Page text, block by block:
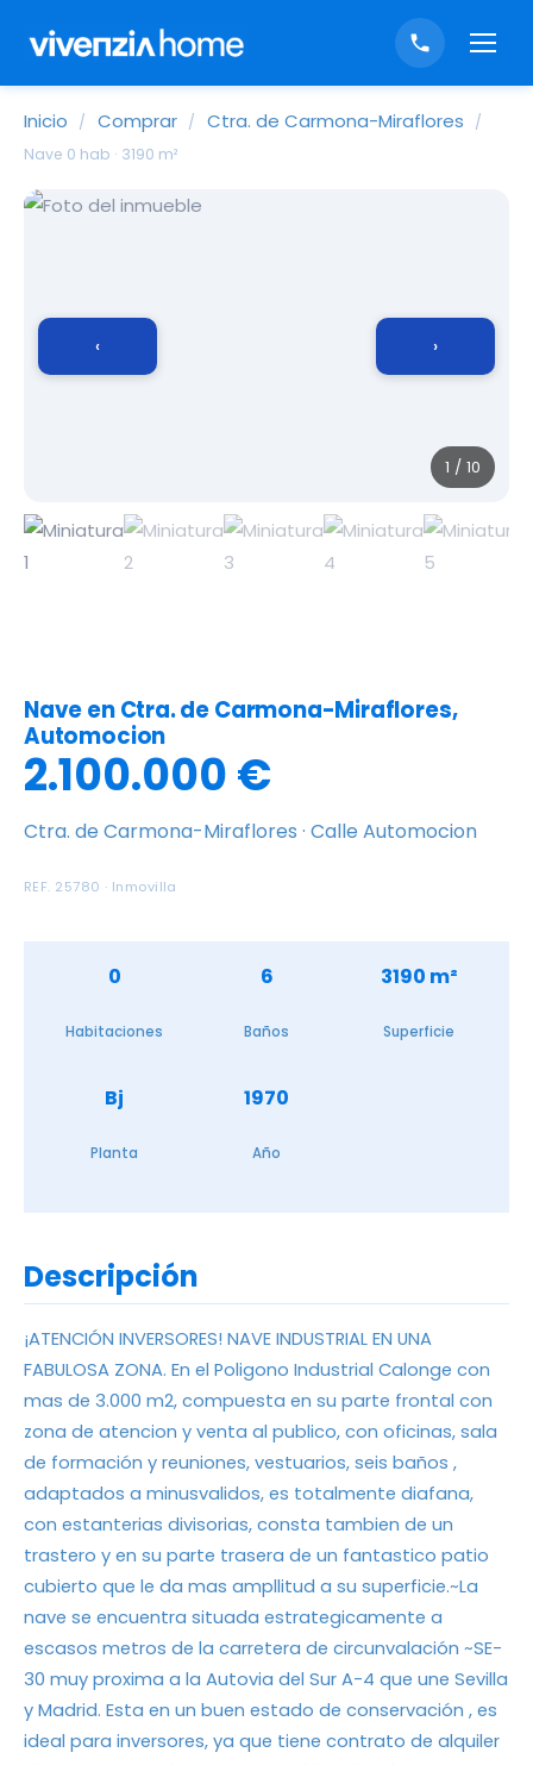
Inicio / Comprar / Ctra. de Carmona-Miraflores
/
Nave 0 hab · 3190 m²
‹ ›
1 / 10
Nave en Ctra. de Carmona-Miraflores,
Automocion
2.100.000 €
Ctra. de Carmona-Miraflores · Calle Automocion
REF. 25780 · Inmovilla
0
Habitaciones
6
Baños
3190 m²
Superficie
Bj
Planta
1970
Año
Descripción
¡ATENCIÓN INVERSORES! NAVE INDUSTRIAL EN UNA
FABULOSA ZONA. En el Poligono Industrial Calonge con
mas de 3.000 m2, compuesta en su parte frontal con
zona de atencion y venta al publico, con oficinas, sala
de formación y reuniones, vestuarios, seis baños ,
adaptados a minusvalidos, es totalmente diafana,
con estanterias divisorias, consta tambien de un
trastero y en su parte trasera de un fantastico patio
cubierto que le da mas ampllitud a su superficie.~La
nave se encuentra situada estrategicamente a
escasos metros de la carretera de circunvalación ~SE-
30 muy proxima a la Autovia del Sur A-4 que une Sevilla
y Madrid. Esta en un buen estado de conservación , es
ideal para inversores, ya que tiene contrato de alquiler